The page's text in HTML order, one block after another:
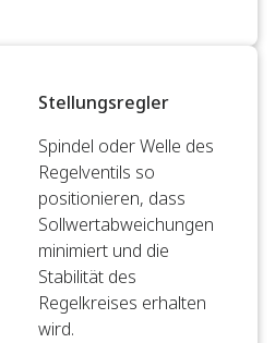
Stellungsregler
Spindel oder Welle des
Regelventils so
positionieren, dass
Sollwertabweichungen
minimiert und die
Stabilität des
Regelkreises erhalten
wird.